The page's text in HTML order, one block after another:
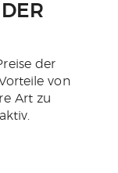
der
von
Art zu